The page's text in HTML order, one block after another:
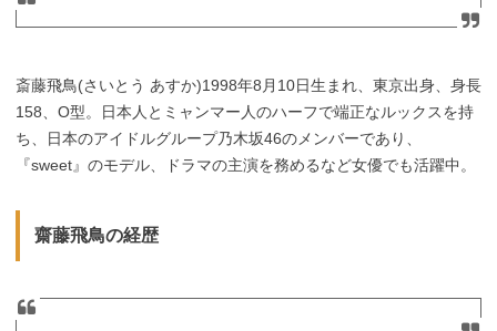
斎藤飛鳥(さいとう あすか)1998年8月10日生まれ、東京出身、身長
158、O型。日本人とミャンマー人のハーフで端正なルックスを持
ち、日本のアイドルグループ乃木坂46のメンバーであり、
『sweet』のモデル、ドラマの主演を務めるなど女優でも活躍中。
齋藤飛鳥の経歴